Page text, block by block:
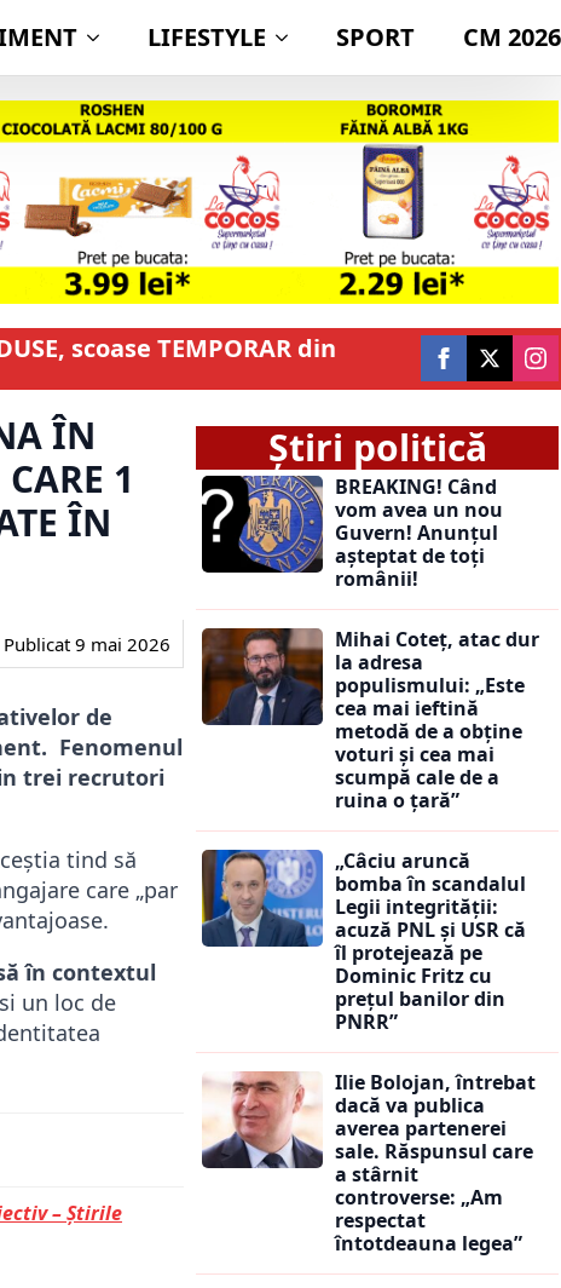
LIFESTYLE SPORT CM 2026
scoase TEMPORAR din
ÎN
1
ÎN
Publicat 9 mai 2026
de
Fenomenul
trei recrutori
tind să
care „par
în contextul
un loc de
– Știrile
Știri politică
BREAKING! Când
vom avea un nou
Guvern! Anunțul
așteptat de toți
românii!
Mihai Coteț, atac dur
la adresa
populismului: „Este
cea mai ieftină
metodă de a obține
voturi și cea mai
scumpă cale de a
ruina o țară”
„Câciu aruncă
bomba în scandalul
Legii integrității:
acuză PNL și USR că
îl protejează pe
Dominic Fritz cu
prețul banilor din
PNRR”
Ilie Bolojan, întrebat
dacă va publica
averea partenerei
sale. Răspunsul care
a stârnit
controverse: „Am
respectat
întotdeauna legea”